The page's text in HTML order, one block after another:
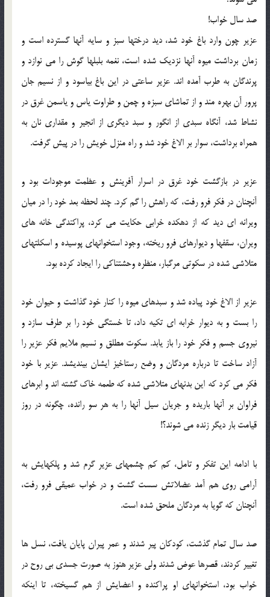
صد سال خواب!
عزیر چون وارد باغ خود شد، دید درختها سبز و سایه آنها گسترده است و
زمان برداشت میوه آنها نزدیك شده است، نغمه بلبلها گوش را می نوازد و
پرندگان به طرب آمده اند. عزیر ساعتی در این باغ بیاسود و از نسیم جان
پرور آن بهره مند و از تماشای سبزه و چمن و طراوت یاس و یاسمن غرق در
نشاط شد، آنگاه سبدی از انگور و سبد دیگری از انجیر و مقداری نان به
همراه برداشت، سوار بر الاغ خود شد و راه منزل خویش را در پیش گرفت.
عزیر در بازگشت خود غرق در اسرار آفرینش و عظمت موجودات بود و
آنچنان در فكر فرو رفت، كه راهش را گم كرد. چند لحظه بعد خود را در میان
ویرانه ای دید كه از دهكده خرابی حكایت می كرد، پراكندگی خانه های
ویران، سقفها و دیوارهای فرو ریخته، وجود استخوانهای پوسیده و اسكلتهای
متلاشی شده در سكوتی مرگبار، منظره وحشتناكی را ایجاد كرده بود.
عزیر از الاغ خود پیاده شد و سبدهای میوه را كنار خود گذاشت و حیوان خود
را بست و به دیوار خرابه ای تكیه داد، تا خستگی خود را بر طرف سازد و
نیروی جسم و فكر خود را باز یابد. سكوت مطلق و نسیم ملایم فكر عزیر را
آزاد ساخت تا درباره مردگان و وضع رستاخیز ایشان بیندیشد. عزیر با خود
فكر می كرد كه این بدنهای متلاشی شده كه طعمه خاك گشته اند و ابرهای
فراوان بر آنها باریده و جریان سیل آنها را به هر سو رانده، چگونه در روز
قیامت بار دیگر زنده می شوند؟!
با ادامه این تفكر و تامل، كم كم چشمهای عزیر گرم شد و پلكهایش به
آرامی روی هم آمد عضلاتش سست گشت و در خواب عمیقی فرو رفت،
آنچنان كه گویا به مردگان ملحق شده است.
صد سال تمام گذشت، كودكان پیر شدند و عمر پیران پایان یافت، نسل ها
تغییر كردند، قصرها عوض شدند ولی عزیر هنوز به صورت جسدی بی روح در
خواب بود، استخوانهای او پراكنده و اعضایش از هم گسیخته، تا اینكه